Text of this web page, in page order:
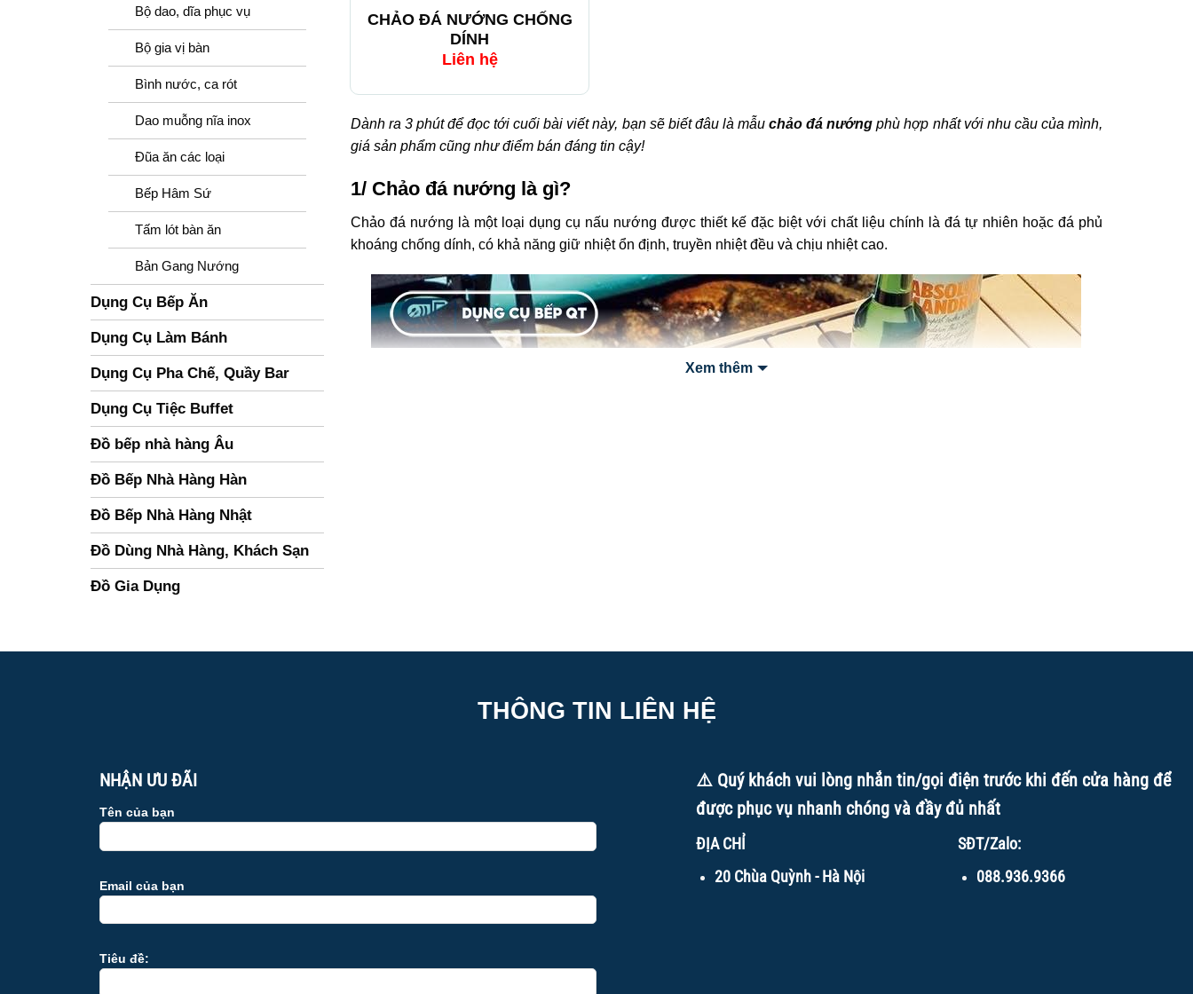
Bộ dao, dĩa phục vụ
Bộ gia vị bàn
Bình nước, ca rót
Dao muỗng nĩa inox​
Đũa ăn các loại
Bếp Hâm Sứ
Tấm lót bàn ăn
Bản Gang Nướng
Dụng Cụ Bếp Ăn
Dụng Cụ Làm Bánh
Dụng Cụ Pha Chế, Quầy Bar
Dụng Cụ Tiệc Buffet
Đồ bếp nhà hàng Âu
Đồ Bếp Nhà Hàng Hàn
Đồ Bếp Nhà Hàng Nhật
Đồ Dùng Nhà Hàng, Khách Sạn
Đồ Gia Dụng
CHẢO ĐÁ NƯỚNG CHỐNG
DÍNH
Liên hệ
Dành ra 3 phút để đọc tới cuối bài viết này, bạn sẽ biết đâu là mẫuchảo đá nướng phù hợp nhất với nhu cầu của mình,
giá sản phẩm cũng như điểm bán đáng tin cậy!
1/ Chảo đá nướng là gì?
Chảo đá nướng là một loại dụng cụ nấu nướng được thiết kế đặc biệt với chất liệu chính là đá tự nhiên hoặc đá phủ
khoáng chống dính, có khả năng giữ nhiệt ổn định, truyền nhiệt đều và chịu nhiệt cao.
Xem thêm
THÔNG TIN LIÊN HỆ
NHẬN ƯU ĐÃI
Tên của bạn
Email của bạn
Tiêu đề:
⚠️ Quý khách vui lòng nhắn tin/gọi điện trước khi đến cửa hàng để
được phục vụ nhanh chóng và đầy đủ nhất
ĐỊA CHỈ
20 Chùa Quỳnh - Hà Nội
SĐT/Zalo:
088.936.9366